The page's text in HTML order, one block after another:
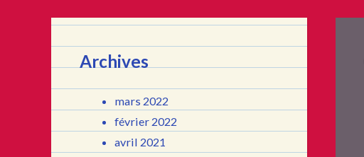
Archives
mars 2022
février 2022
avril 2021